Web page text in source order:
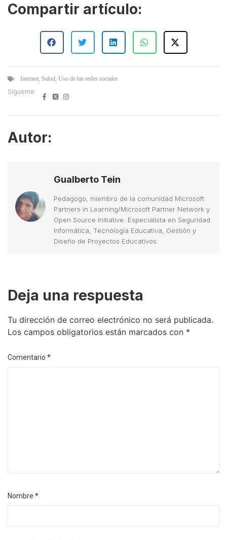
Compartir artículo:
Internet, Salud, Uso de las redes sociales
Sígueme
Autor:
Gualberto Tein
Pedagogo, miembro de la comunidad Microsoft
Partners in Learning/Microsoft Partner Network y
Open Source Initiative. Especialista en Seguridad
Informática, Tecnología Educativa, Gestión y
Diseño de Proyectos Educativos.
Deja una respuesta
Tu dirección de correo electrónico no será publicada.
Los campos obligatorios están marcados con *
Comentario *
Nombre *